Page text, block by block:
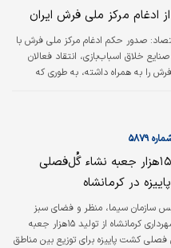
از ادغام مرکز ملی فرش ایران
صدور حکم ادغام مرکز ملی فرش با
صنایع خلاق اسباب‌‌‌بازی، انتقاد فعالان
را به همراه داشته، به طوری که
در حالی بود که پنجمین نشست
فرش دستباف ایران نیز
این اتفاق برگزار شد. در این نشست
اتحادیه‌‌‌های تولید‌‌‌کننده و صادر‌‌‌کننده
کشور حضور داشتند و همگی مخالفت
این ادغام اعلام کردند.
۵۸۷۹
تولید ۱۵‌هزار جعبه نشا‌‌‌ء گُل‌‌‌فصلی
در کرمانشاه
سازمان سیما، منظر و فضای سبز
شهری شهرداری کرمانشاه از تولید ۱۵‌هزار جعبه
‌‌‌فصلی کشت پاییزه برای توزیع بین مناطق